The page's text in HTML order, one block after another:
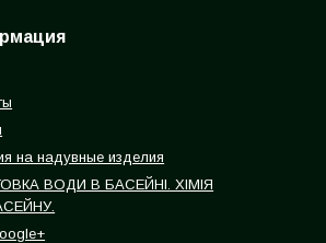
на надувные изделия
ВОДИ В БАСЕЙНІ. ХІМІЯ